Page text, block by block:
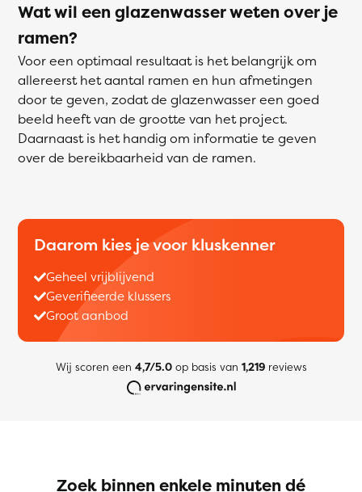
Wat wil een glazenwasser weten over je
ramen?
Voor een optimaal resultaat is het belangrijk om
allereerst het aantal ramen en hun afmetingen
door te geven, zodat de glazenwasser een goed
beeld heeft van de grootte van het project.
Daarnaast is het handig om informatie te geven
over de bereikbaarheid van de ramen.
Daarom kies je voor kluskenner
Geheel vrijblijvend
Geverifieerde klussers
Groot aanbod
Wij scoren een 4,7/5.0op basis van 1,219reviews
Zoek binnen enkele minuten dé